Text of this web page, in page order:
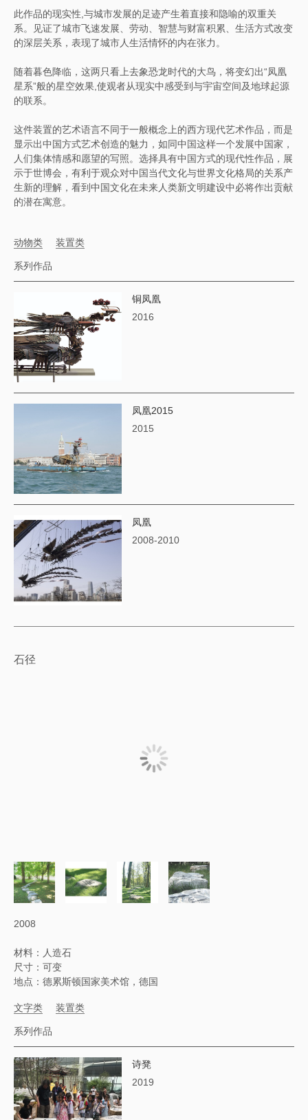
此作品的现实性,与城市发展的足迹产生着直接和隐喻的双重关
系。见证了城市飞速发展、劳动、智慧与财富积累、生活方式改变
的深层关系，表现了城市人生活情怀的内在张力。
随着暮色降临，这两只看上去象恐龙时代的大鸟，将变幻出“凤凰
星系”般的星空效果,使观者从现实中感受到与宇宙空间及地球起源
的联系。
这件装置的艺术语言不同于一般概念上的西方现代艺术作品，而是
显示出中国方式艺术创造的魅力，如同中国这样一个发展中国家，
人们集体情感和愿望的写照。选择具有中国方式的现代性作品，展
示于世博会，有利于观众对中国当代文化与世界文化格局的关系产
生新的理解，看到中国文化在未来人类新文明建设中必将作出贡献
的潜在寓意。
动物类 装置类
系列作品
铜凤凰
2016
凤凰2015
2015
凤凰
2008-2010
石径
2008
材料：人造石
尺寸：可变
地点：德累斯顿国家美术馆，德国
文字类 装置类
系列作品
诗凳
2019